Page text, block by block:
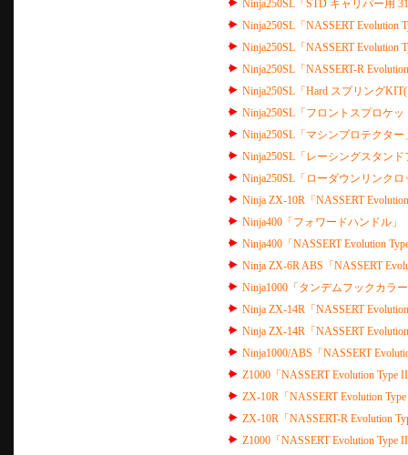
Ninja250SL「STD キャリパー用
Ninja250SL「NASSERT Evolution
Ninja250SL「NASSERT
Ninja250SL「NASSERT-R
Ninja250SL「Hard スプリング
Ninja250SL「フロントスプロケッ
Ninja250SL「マシンプロテクター
Ninja250SL「レーシングスタンド
Ninja250SL「ローダウンリンクロ
Ninja ZX-10R「NASSERT
Ninja400「フォワードハンドル」
Ninja400「NASSERT Evolution
Ninja ZX-6R ABS「NASSERT
Ninja1000「タンデムフックカラ
Ninja ZX-14R「NASSERT
Ninja ZX-14R「NASSERT
Ninja1000/ABS「NASSERT
Z1000「NASSERT Evolution Type
ZX-10R「NASSERT Evolution
ZX-10R「NASSERT-R Evolution
Z1000「NASSERT Evolution Type